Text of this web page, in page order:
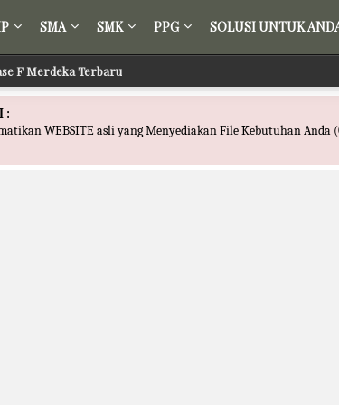
SMA SMK PPG SOLUSI UNTUK
F Merdeka Terbaru
:
WEBSITE asli yang Menyediakan File Kebutuhan Anda